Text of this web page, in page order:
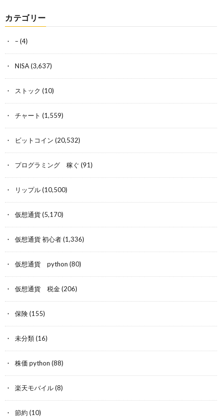
カテゴリー
–(4)
NISA(3,637)
ストック (10)
チャート (1,559)
ビットコイン (20,532)
プログラミング 稼ぐ (91)
リップル(10,500)
仮想通貨(5,170)
仮想通貨 初心者(1,336)
仮想通貨 python (80)
仮想通貨 税金(206)
保険(155)
未分類(16)
株価 python (88)
楽天モバイル(8)
節約 (10)